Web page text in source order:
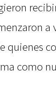
quienes
como